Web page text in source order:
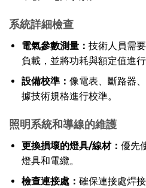
系統詳細檢查
電氣參數測量： 技術人員需
負載，並將功耗與額定值進行
設備校準： 像電表、斷路器
據技術規格進行校準。
照明系統和導線的維護
更換損壞的燈具/線材： 優先
燈具和電纜。
檢查連接處： 確保連接處焊